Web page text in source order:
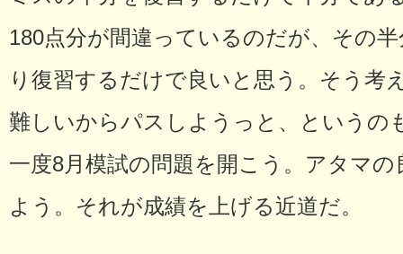
180点分が間違っているのだが、その
り復習するだけで良いと思う。そう考
難しいからパスしようっと、というの
一度8月模試の問題を開こう。アタマ
よう。それが成績を上げる近道だ。